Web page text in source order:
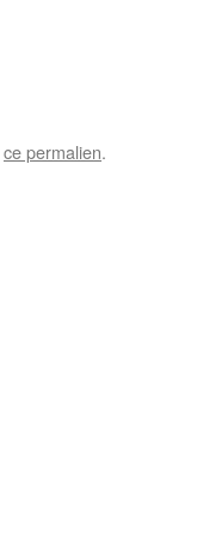
ce permalien.